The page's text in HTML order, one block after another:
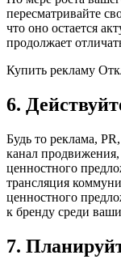
пересматривайте
что оно остается
продолжает
Купить рекламу
6.
Будь то реклама,
канал продвижения,
ценностного
трансляция
ценностного
к бренду среди
7.